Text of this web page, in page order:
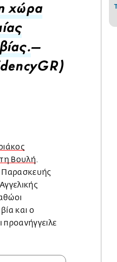
χώρα
—
Βουλή.
Παρασκευής
και ο